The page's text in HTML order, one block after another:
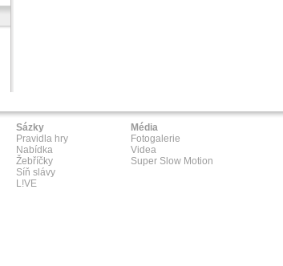
Sázky
Pravidla hry
Nabídka
Žebříčky
Síň slávy
L!VE
Média
Fotogalerie
Videa
Super Slow Motion